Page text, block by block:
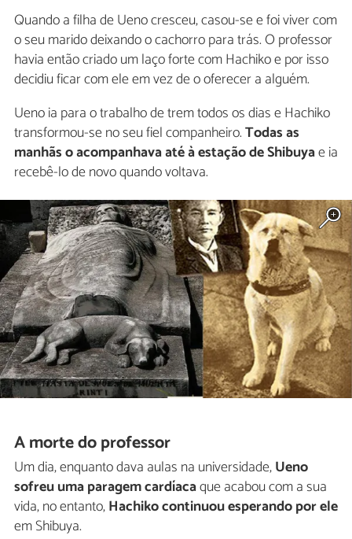
Quando a filha de Ueno cresceu, casou-se e foi viver com
o seu marido deixando o cachorro para trás. O professor
havia então criado um laço forte com Hachiko e por isso
decidiu ficar com ele em vez de o oferecer a alguém.
Ueno ia para o trabalho de trem todos os dias e Hachiko
transformou-se no seu fiel companheiro.Todas as
manhãs o acompanhava até à estação de Shibuyae ia
recebê-lo de novo quando voltava.
A morte do professor
Um dia, enquanto dava aulas na universidade,Ueno
sofreu uma paragem cardíacaque acabou com a sua
vida, no entanto,Hachiko continuou esperando por ele
em Shibuya.